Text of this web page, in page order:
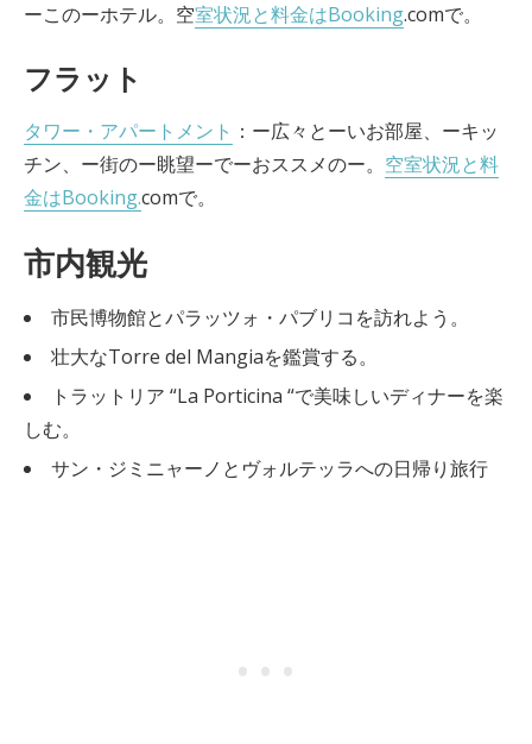
ーこのーホテル。空室状況と料金はBooking.comで。
フラット
タワー・アパートメント ：ー広々とーいお部屋、ーキッ
チン、ー街のー眺望ーでーおススメのー。 空室状況と料
金はBooking.comで。
市内観光
市民博物館とパラッツォ・パブリコを訪れよう。
壮大なTorre del Mangiaを鑑賞する。
トラットリア “La Porticina “で美味しいディナーを楽
しむ。
サン・ジミニャーノとヴォルテッラへの日帰り旅行